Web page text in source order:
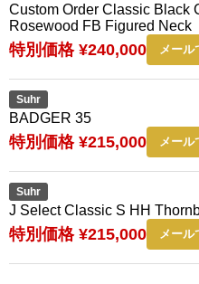
Custom Order Classic Black
Rosewood FB Figured Neck
特別価格 ¥240,000 メール
Suhr
BADGER 35
特別価格 ¥215,000 メール
Suhr
J Select Classic S HH
特別価格 ¥215,000 メール